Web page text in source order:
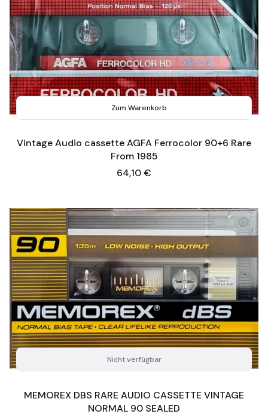
Zum Warenkorb
Vintage Audio cassette AGFA Ferrocolor 90+6 Rare
From 1985
Preis
64,10 €
Nicht verfügbar
MEMOREX DBS RARE AUDIO CASSETTE VINTAGE
NORMAL 90 SEALED